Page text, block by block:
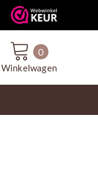
0
Winkelwagen